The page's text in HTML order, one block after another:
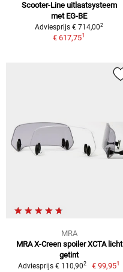
Scooter-Line uitlaatsysteem
met EG-BE
Adviesprijs € 714,002
€ 617,751
MRA
MRA X-Creen spoiler XCTA licht
getint
Adviesprijs € 110,902 € 99,951